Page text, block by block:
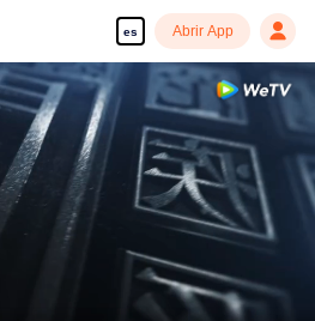
es Abrir App